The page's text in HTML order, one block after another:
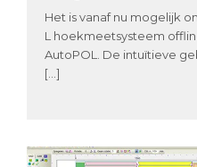
Het is vanaf nu mogelijk
L hoekmeetsysteem
AutoPOL. De intuïtieve
[…]